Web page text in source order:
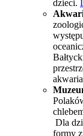
dzieci.
Dla
formy